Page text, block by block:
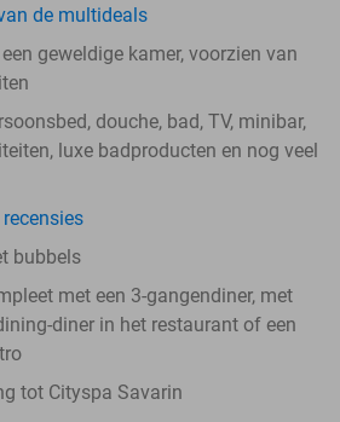
de multideals
geweldige kamer, voorzien van
douche, bad, TV, minibar,
luxe badproducten en nog veel
bubbels
met een 3-gangendiner, met
diner in het restaurant of een
tot Cityspa Savarin